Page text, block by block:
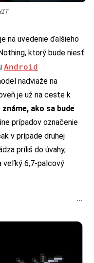
na uvedenie ďalšieho
ktorý bude niesť
Android
nadviaže na
je už na ceste k
ako sa bude
prípadov označenie
v prípade druhej
príliš do úvahy,
veľký 6,7-palcový